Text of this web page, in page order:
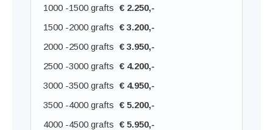
1000 -1500 grafts € 2.250,-
1500 -2000 grafts € 3.200,-
2000 -2500 grafts € 3.950,-
2500 -3000 grafts € 4.200,-
3000 -3500 grafts € 4.950,-
3500 -4000 grafts € 5.200,-
4000 -4500 grafts € 5.950,-